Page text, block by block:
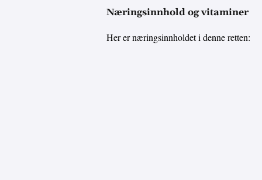
Næringsinnhold og vitaminer
Her er næringsinnholdet i denne retten: